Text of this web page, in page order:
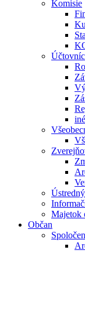
Komisie
iné
Majetok
Občan